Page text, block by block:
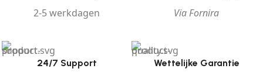
2-5 werkdagen Via Fornira
24/7 Support Wettelijke Garantie